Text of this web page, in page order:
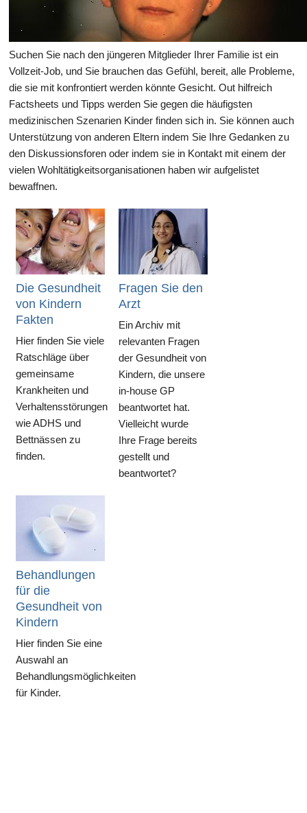
Suchen Sie nach den jüngeren Mitglieder Ihrer Familie ist ein
Vollzeit-Job, und Sie brauchen das Gefühl, bereit, alle Probleme,
die sie mit konfrontiert werden könnte Gesicht. Out hilfreich
Factsheets und Tipps werden Sie gegen die häufigsten
medizinischen Szenarien Kinder finden sich in. Sie können auch
Unterstützung von anderen Eltern indem Sie Ihre Gedanken zu
den Diskussionsforen oder indem sie in Kontakt mit einem der
vielen Wohltätigkeitsorganisationen haben wir aufgelistet
bewaffnen.
Die Gesundheit
von Kindern
Fakten
Hier finden Sie viele
Ratschläge über
gemeinsame
Krankheiten und
Verhaltensstörungen
wie ADHS und
Bettnässen zu
finden.
Fragen Sie den
Arzt
Ein Archiv mit
relevanten Fragen
der Gesundheit von
Kindern, die unsere
in-house GP
beantwortet hat.
Vielleicht wurde
Ihre Frage bereits
gestellt und
beantwortet?
Behandlungen
für die
Gesundheit von
Kindern
Hier finden Sie eine
Auswahl an
Behandlungsmöglichkeiten
für Kinder.